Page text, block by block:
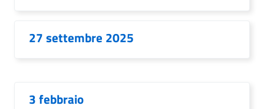
27 settembre 2025
3 febbraio